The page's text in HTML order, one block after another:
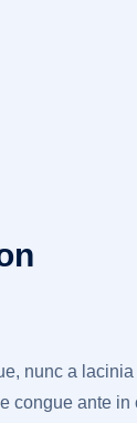
nunc a
congue ante